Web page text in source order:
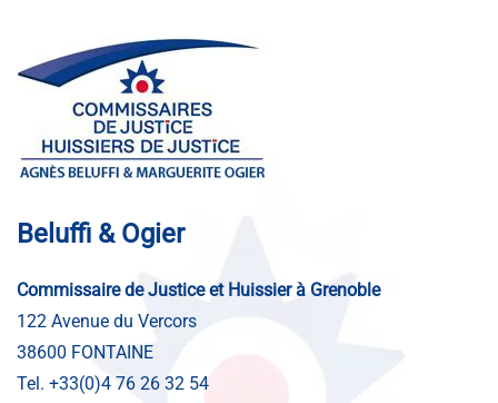
Beluffi & Ogier
Commissaire de Justice et Huissier à Grenoble
122 Avenue du Vercors
38600 FONTAINE
Tel. +33(0)4 76 26 32 54